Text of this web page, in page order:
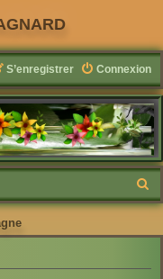
Connexion
S’enregistrer
e